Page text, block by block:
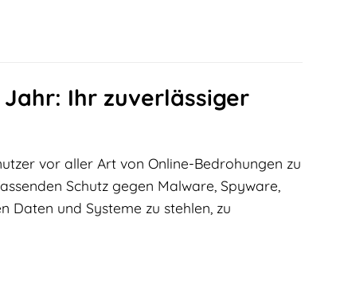
Jahr: Ihr zuverlässiger
vor aller Art von Online-Bedrohungen zu
Schutz gegen Malware, Spyware,
Daten und Systeme zu stehlen, zu